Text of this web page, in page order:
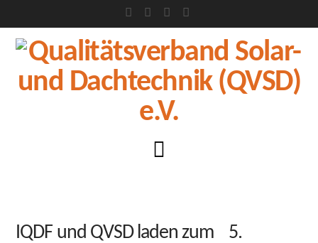
IQDF und QVSD laden zum 5.